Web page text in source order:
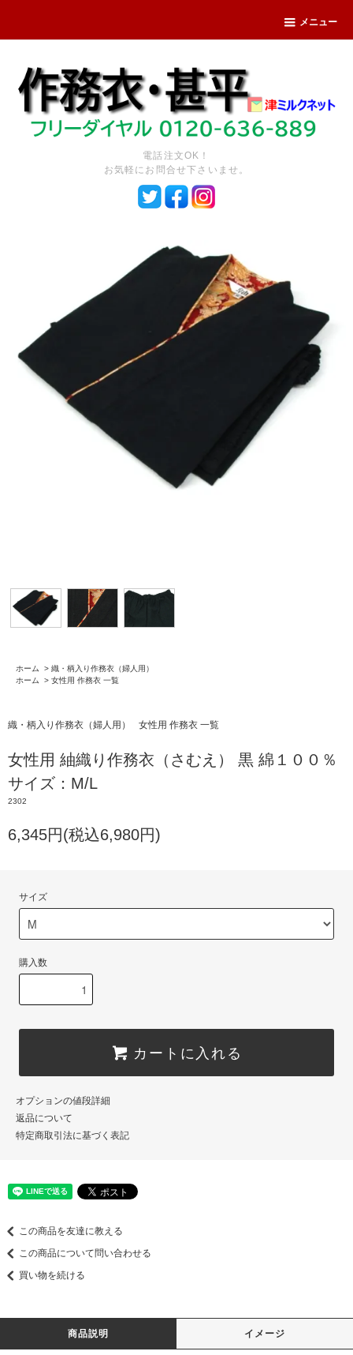
メニュー
電話注文OK！
お気軽にお問合せ下さいませ。
ホーム > 織・柄入り作務衣（婦人用）
ホーム
> 女性用 作務衣 一覧
織・柄入り作務衣（婦人用） 女性用 作務衣 一覧
女性用 紬織り作務衣（さむえ） 黒 綿１００％
サイズ：M/L
2302
6,345円(税込6,980円)
サイズ
購入数
カートに入れる
オプションの値段詳細
返品について
特定商取引法に基づく表記
この商品を友達に教える
この商品について問い合わせる
買い物を続ける
商品説明 イメージ